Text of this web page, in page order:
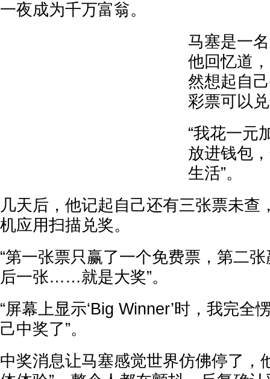
一夜成为千万富翁。
马塞是一
他回忆道
然想起自
彩票可以
“我花一元
放进钱包
生活”。
几天后，他记起自己还有三张票未查
机应用扫描兑奖。
“第一张票只赢了一个免费票，第二
后一张……就是大奖”。
“屏幕上显示‘Big Winner’时，我完全
己中奖了”。
中奖消息让马塞感觉世界仿佛停了，